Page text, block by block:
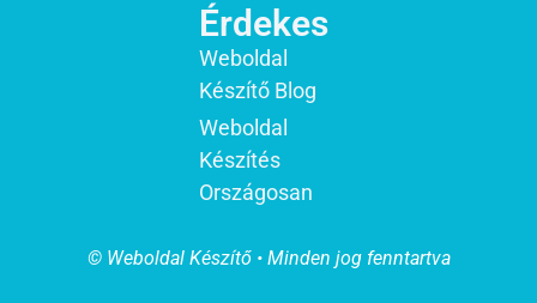
Érdekes
Weboldal
Készítő Blog
Weboldal
Készítés
Országosan
© Weboldal Készítő • Minden jog fenntartva